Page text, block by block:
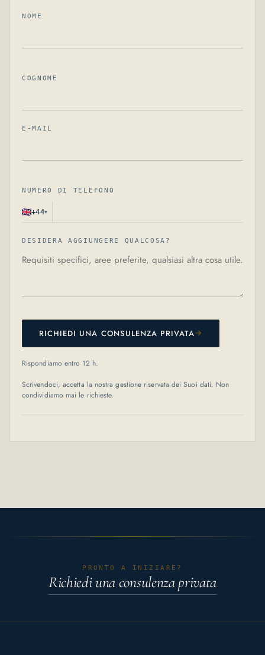
NOME
COGNOME
E-MAIL
NUMERO DI TELEFONO
+44▾
DESIDERA AGGIUNGERE QUALCOSA?
RICHIEDI UNA CONSULENZA PRIVATA→
Rispondiamo entro 12 h.
Scrivendoci, accetta la nostra gestione riservata dei Suoi dati. Non
condividiamo mai le richieste.
PRONTO A INIZIARE?
Richiedi una consulenza privata